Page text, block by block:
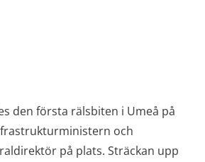
den första rälsbiten i Umeå på
och
på plats. Sträckan upp